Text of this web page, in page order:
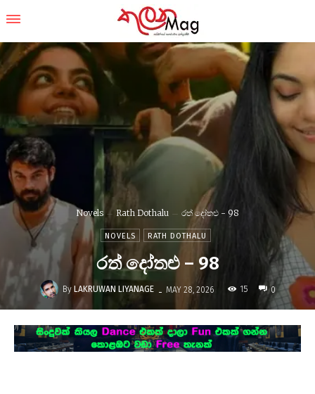
Novels Rath Dothalu රත් දෝතළු - 98
NOVELS RATH DOTHALU
රත් දෝතළු – 98
By LAKRUWAN LIYANAGE - MAY 28, 2026 15 0